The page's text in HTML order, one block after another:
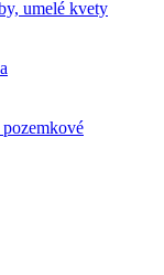
umelé kvety